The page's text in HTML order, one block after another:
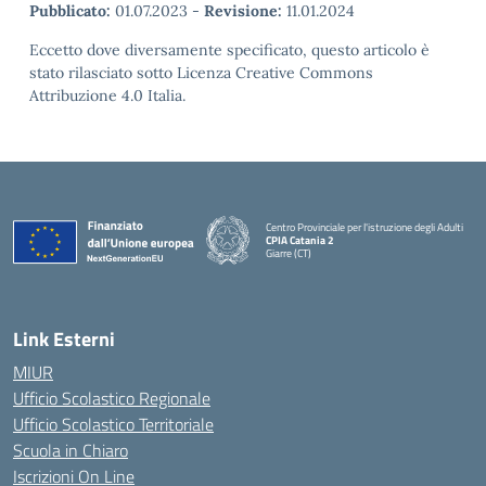
Pubblicato: 01.07.2023 - Revisione: 11.01.2024
Eccetto dove diversamente specificato, questo articolo è
stato rilasciato sotto Licenza Creative Commons
Attribuzione 4.0 Italia.
Centro Provinciale per l'istruzione degli Adulti
CPIA Catania 2
Giarre (CT)
Link Esterni
MIUR
Ufficio Scolastico Regionale
Ufficio Scolastico Territoriale
Scuola in Chiaro
Iscrizioni On Line